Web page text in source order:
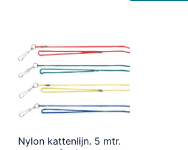
Nylon kattenlijn. 5 mtr.